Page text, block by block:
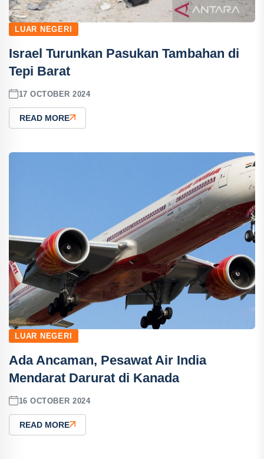
LUAR NEGERI
Israel Turunkan Pasukan Tambahan di
Tepi Barat
17 OCTOBER 2024
READ MORE
LUAR NEGERI
Ada Ancaman, Pesawat Air India
Mendarat Darurat di Kanada
16 OCTOBER 2024
READ MORE